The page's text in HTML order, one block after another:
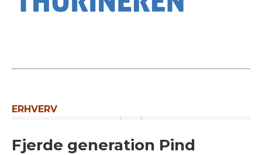
ERHVERV
Fjerde generation Pind